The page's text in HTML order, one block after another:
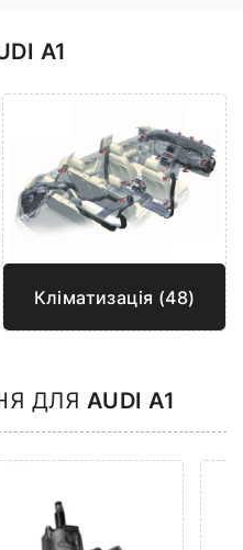
A1
Кліматизація (48)
ДЛЯ AUDI A1